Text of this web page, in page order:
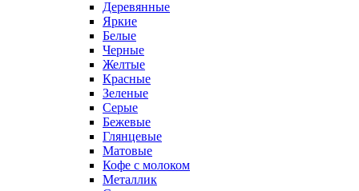
Деревянные
Яркие
Белые
Черные
Желтые
Красные
Зеленые
Серые
Бежевые
Глянцевые
Матовые
Кофе с молоком
Металлик